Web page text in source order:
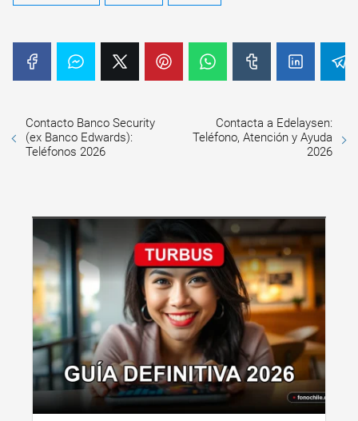
Contacto Banco Security
(ex Banco Edwards):
Teléfonos 2026
Contacta a Edelaysen:
Teléfono, Atención y Ayuda
2026